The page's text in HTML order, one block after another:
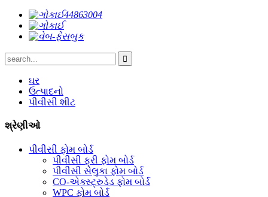
ઘર
ઉત્પાદનો
પીવીસી શીટ
શ્રેણીઓ
પીવીસી ફોમ બોર્ડ
પીવીસી ફ્રી ફોમ બોર્ડ
પીવીસી સેલુકા ફોમ બોર્ડ
CO-એક્સ્ટ્રુડેડ ફોમ બોર્ડ
WPC ફોમ બોર્ડ